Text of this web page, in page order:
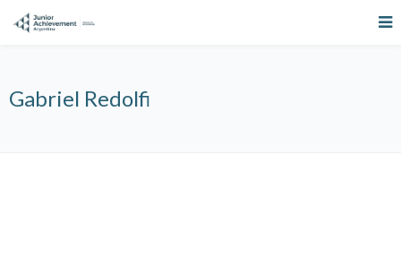
Gabriel Redolfi